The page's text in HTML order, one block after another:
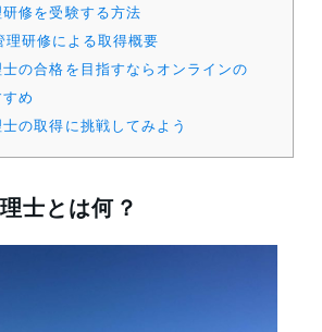
修を受験する方法
理研修による取得概要
の合格を目指すならオンラインの
め
の取得に挑戦してみよう
士とは何？